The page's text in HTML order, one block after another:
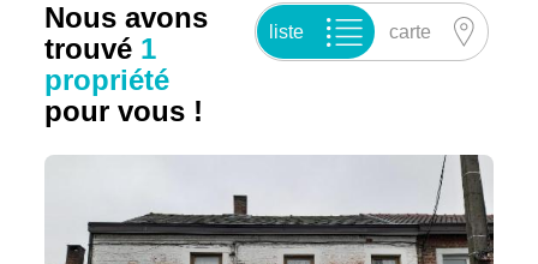
Nous avons
trouvé 1
propriété
pour vous !
liste carte